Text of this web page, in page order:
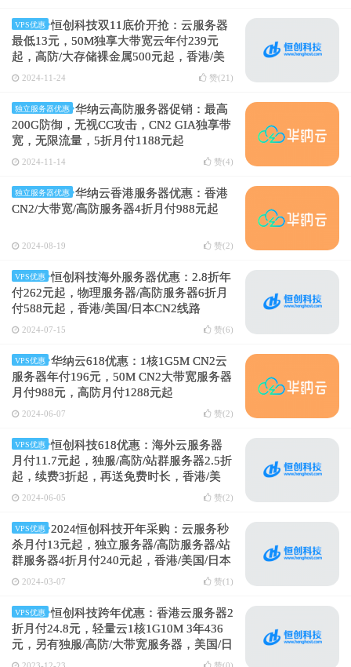
VPS优惠
恒创科技双11底价开抢：云服务器
最低13元，50M独享大带宽云年付239元
起，高防/大存储裸金属500元起，香港/美
国/日本
2024-11-24 赞(21 )
独立服务器优惠
华纳云高防服务器促销：最高
200G防御，无视CC攻击，CN2 GIA独享带
宽，无限流量，5折月付1188元起
2024-11-14 赞(4)
独立服务器优惠
华纳云香港服务器优惠：香港
CN2/大带宽/高防服务器4折月付988元起
2024-08-19 赞(2)
VPS优惠
恒创科技海外服务器优惠：2.8折年
付262元起，物理服务器/高防服务器6折月
付588元起，香港/美国/日本CN2线路
2024-07-15 赞(6)
VPS优惠
华纳云618优惠：1核1G5M CN2云
服务器年付196元，50M CN2大带宽服务器
月付988元，高防月付1288元起
2024-06-07 赞(2)
VPS优惠
恒创科技618优惠：海外云服务器
月付11.7元起，独服/高防/站群服务器2.5折
起，续费3折起，再送免费时长，香港/美
国/日本CN2线路
2024-06-05 赞(2)
VPS优惠
2024恒创科技开年采购：云服务秒
杀月付13元起，独立服务器/高防服务器/站
群服务器4折月付240元起，香港/美国/日本
CN2线路
2024-03-07 赞(1 )
VPS优惠
恒创科技跨年优惠：香港云服务器2
折月付24.8元，轻量云1核1G10M 3年436
元，另有独服/高防/大带宽服务器，美国/日
本/香港CN2